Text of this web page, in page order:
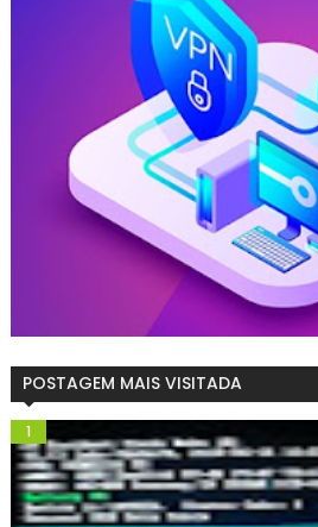
POSTAGEM MAIS VISITADA